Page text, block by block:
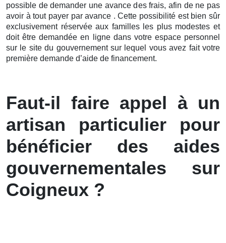
possible de demander une avance des frais, afin de ne pas
avoir à tout payer par avance . Cette possibilité est bien sûr
exclusivement réservée aux familles les plus modestes et
doit être demandée en ligne dans votre espace personnel
sur le site du gouvernement sur lequel vous avez fait votre
première demande d’aide de financement.
Faut-il faire appel à un
artisan particulier pour
bénéficier des aides
gouvernementales sur
Coigneux ?